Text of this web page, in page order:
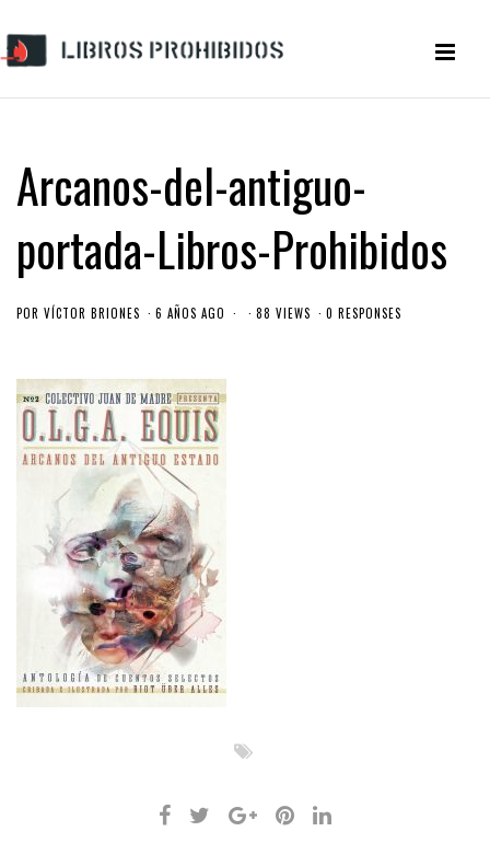
Arcanos-del-antiguo-
portada-Libros-Prohibidos
POR VÍCTOR BRIONES 6 AÑOS AGO 88 VIEWS 0 RESPONSES